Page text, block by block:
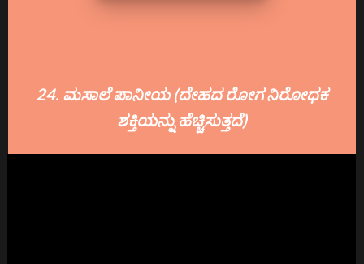
24. ಮಸಾಲೆ ಪಾನೀಯ (ದೇಹದ ರೋಗ ನಿರೋಧಕ
ಶಕ್ತಿಯನ್ನು ಹೆಚ್ಚಿಸುತ್ತದೆ)